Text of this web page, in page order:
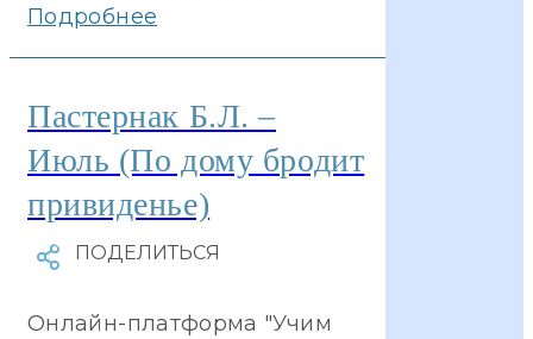
Подробнее
Пастернак Б.Л. –
Июль (По дому бродит
привиденье)
Онлайн-платформа "Учим